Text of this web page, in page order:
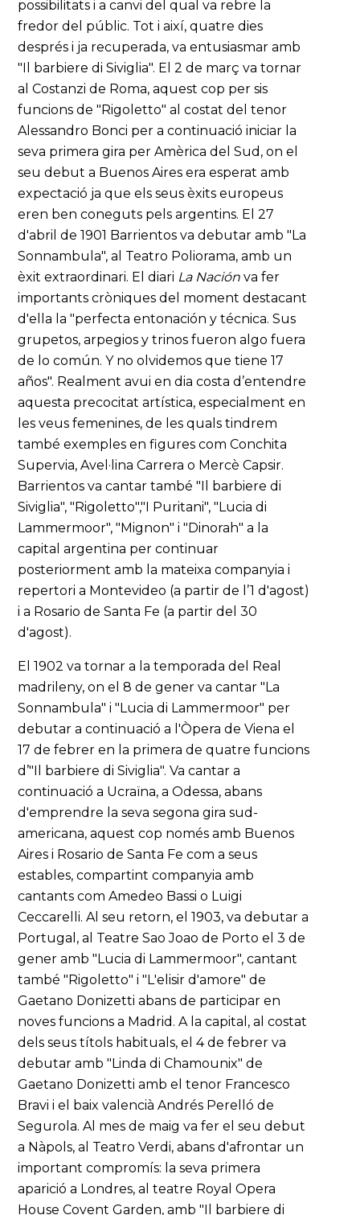
possibilitats i a canvi del qual va rebre la
fredor del públic. Tot i així, quatre dies
després i ja recuperada, va entusiasmar amb
"Il barbiere di Siviglia". El 2 de març va tornar
al Costanzi de Roma, aquest cop per sis
funcions de "Rigoletto" al costat del tenor
Alessandro Bonci per a continuació iniciar la
seva primera gira per Amèrica del Sud, on el
seu debut a Buenos Aires era esperat amb
expectació ja que els seus èxits europeus
eren ben coneguts pels argentins. El 27
d'abril de 1901 Barrientos va debutar amb "La
Sonnambula", al Teatro Poliorama, amb un
èxit extraordinari. El diari La Nación va fer
importants cròniques del moment destacant
d'ella la "perfecta entonación y técnica. Sus
grupetos, arpegios y trinos fueron algo fuera
de lo común. Y no olvidemos que tiene 17
años". Realment avui en dia costa d’entendre
aquesta precocitat artística, especialment en
les veus femenines, de les quals tindrem
també exemples en figures com Conchita
Supervia, Avel·lina Carrera o Mercè Capsir.
Barrientos va cantar també "Il barbiere di
Siviglia", "Rigoletto","I Puritani", "Lucia di
Lammermoor", "Mignon" i "Dinorah" a la
capital argentina per continuar
posteriorment amb la mateixa companyia i
repertori a Montevideo (a partir de l’1 d'agost)
i a Rosario de Santa Fe (a partir del 30
d'agost).
El 1902 va tornar a la temporada del Real
madrileny, on el 8 de gener va cantar "La
Sonnambula" i "Lucia di Lammermoor" per
debutar a continuació a l'Òpera de Viena el
17 de febrer en la primera de quatre funcions
d’"Il barbiere di Siviglia". Va cantar a
continuació a Ucraïna, a Odessa, abans
d'emprendre la seva segona gira sud-
americana, aquest cop només amb Buenos
Aires i Rosario de Santa Fe com a seus
estables, compartint companyia amb
cantants com Amedeo Bassi o Luigi
Ceccarelli. Al seu retorn, el 1903, va debutar a
Portugal, al Teatre Sao Joao de Porto el 3 de
gener amb "Lucia di Lammermoor", cantant
també "Rigoletto" i "L'elisir d'amore" de
Gaetano Donizetti abans de participar en
noves funcions a Madrid. A la capital, al costat
dels seus títols habituals, el 4 de febrer va
debutar amb "Linda di Chamounix" de
Gaetano Donizetti amb el tenor Francesco
Bravi i el baix valencià Andrés Perelló de
Segurola. Al mes de maig va fer el seu debut
a Nàpols, al Teatro Verdi, abans d'afrontar un
important compromís: la seva primera
aparició a Londres, al teatre Royal Opera
House Covent Garden, amb "Il barbiere di